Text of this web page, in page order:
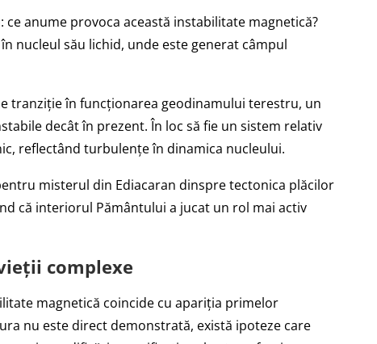
anume provoca această instabilitate magnetică?
nucleul său lichid, unde este generat câmpul
tranziție în funcționarea geodinamului terestru, un
decât în prezent. În loc să fie un sistem relativ
reflectând turbulențe în dinamica nucleului.
misterul din Ediacaran dinspre tectonica plăcilor
că interiorul Pământului a jucat un rol mai activ
complexe
magnetică coincide cu apariția primelor
nu este direct demonstrată, există ipoteze care